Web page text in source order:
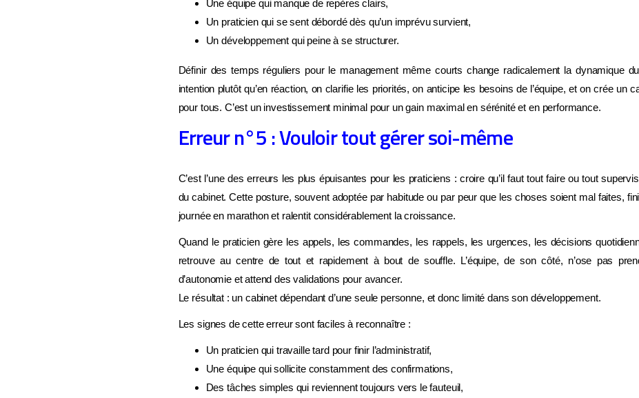
Une équipe qui manque de repères clairs,
Un praticien qui se sent débordé dès qu’un imprévu survient,
Un développement qui peine à se structurer.
Définir des temps réguliers pour le management même courts change radicalement la dynamique
intention plutôt qu’en réaction, on clarifie les priorités, on anticipe les besoins de l’équipe, et on crée un
pour tous. C’est un investissement minimal pour un gain maximal en sérénité et en performance.
Erreur n°5 : Vouloir tout gérer soi-même
C’est l’une des erreurs les plus épuisantes pour les praticiens : croire qu’il faut tout faire ou tout
du cabinet. Cette posture, souvent adoptée par habitude ou par peur que les choses soient mal faites,
journée en marathon et ralentit considérablement la croissance.
Quand le praticien gère les appels, les commandes, les rappels, les urgences, les décisions
retrouve au centre de tout et rapidement à bout de souffle. L’équipe, de son côté, n’ose pas
d’autonomie et attend des validations pour avancer.
Le résultat : un cabinet dépendant d’une seule personne, et donc limité dans son développement.
Les signes de cette erreur sont faciles à reconnaître :
Un praticien qui travaille tard pour finir l’administratif,
Une équipe qui sollicite constamment des confirmations,
Des tâches simples qui reviennent toujours vers le fauteuil,